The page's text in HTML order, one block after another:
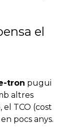
el
tron pugui
altres
TCO (cost
pocs anys.